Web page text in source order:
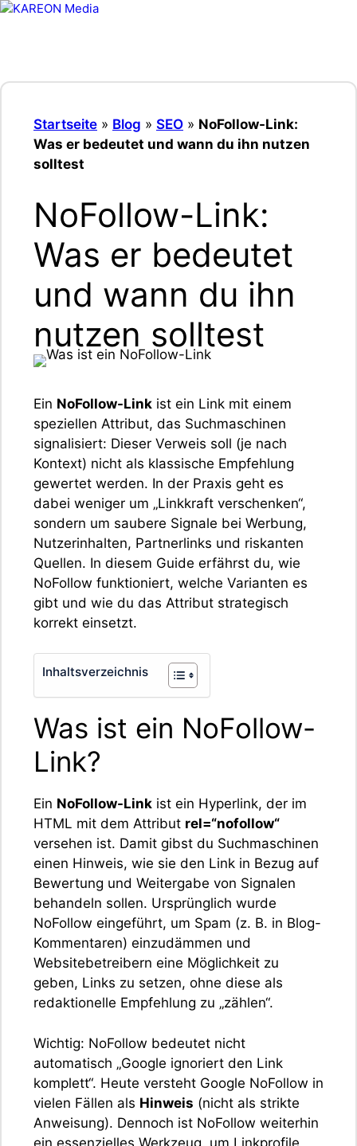
Zum
Startseite » Blog » SEO » NoFollow-Link:
Was er bedeutet und wann du ihn nutzen
solltest
NoFollow-Link:
Was er bedeutet
und wann du ihn
nutzen solltest
Ein NoFollow-Link ist ein Link mit einem
speziellen Attribut, das Suchmaschinen
signalisiert: Dieser Verweis soll (je nach
Kontext) nicht als klassische Empfehlung
gewertet werden. In der Praxis geht es
dabei weniger um „Linkkraft verschenken“,
sondern um saubere Signale bei Werbung,
Nutzerinhalten, Partnerlinks und riskanten
Quellen. In diesem Guide erfährst du, wie
NoFollow funktioniert, welche Varianten es
gibt und wie du das Attribut strategisch
korrekt einsetzt.
Inhaltsverzeichnis
Was ist ein NoFollow-
Link?
Ein NoFollow-Link ist ein Hyperlink, der im
HTML mit dem Attribut rel=“nofollow“
versehen ist. Damit gibst du Suchmaschinen
einen Hinweis, wie sie den Link in Bezug auf
Bewertung und Weitergabe von Signalen
behandeln sollen. Ursprünglich wurde
NoFollow eingeführt, um Spam (z. B. in Blog-
Kommentaren) einzudämmen und
Websitebetreibern eine Möglichkeit zu
geben, Links zu setzen, ohne diese als
redaktionelle Empfehlung zu „zählen“.
Wichtig: NoFollow bedeutet nicht
automatisch „Google ignoriert den Link
komplett“. Heute versteht Google NoFollow in
vielen Fällen als Hinweis (nicht als strikte
Anweisung). Dennoch ist NoFollow weiterhin
ein essenzielles Werkzeug, um Linkprofile